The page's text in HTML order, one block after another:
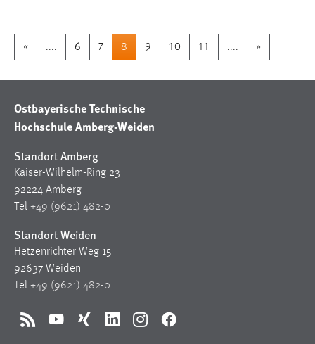
« .... 6 7 8 9 10 11 .... »
Ostbayerische Technische
Hochschule Amberg-Weiden
Standort Amberg
Kaiser-Wilhelm-Ring 23
92224 Amberg
Tel +49 (9621) 482-0
Standort Weiden
Hetzenrichter Weg 15
92637 Weiden
Tel +49 (9621) 482-0
RSS YouTubeXing LinkedInInstagramFacebook